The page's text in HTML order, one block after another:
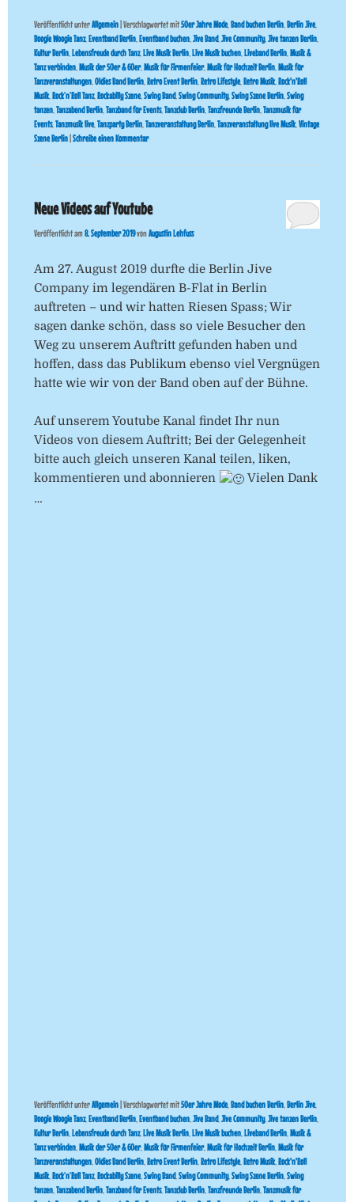
Veröffentlicht unterAllgemein|Verschlagwortet mit50er Jahre Mode, Band buchen Berlin, Berlin Jive,
Boogie Woogie Tanz, Eventband Berlin, Eventband buchen, Jive Band, Jive Community, Jive tanzen Berlin,
Kultur Berlin, Lebensfreude durch Tanz, Live Musik Berlin, Live Musik buchen, Liveband Berlin, Musik &
Tanz verbinden, Musik der 50er & 60er, Musik für Firmenfeier, Musik für Hochzeit Berlin, Musik für
Tanzveranstaltungen, Oldies Band Berlin, Retro Event Berlin, Retro Lifestyle, Retro Musik, Rock'n'Roll
Musik, Rock’n’Roll Tanz, Rockabilly Szene, Swing Band, Swing Community, Swing Szene Berlin, Swing
tanzen, Tanzabend Berlin, Tanzband für Events, Tanzclub Berlin, Tanzfreunde Berlin, Tanzmusik für
Events, Tanzmusik live, Tanzparty Berlin, Tanzveranstaltung Berlin, Tanzveranstaltung live Musik, Vintage
Szene Berlin|Schreibe einen Kommentar
Neue Videos auf Youtube
Veröffentlicht am8. September 2019vonAugustin Lehfuss
Am 27. August 2019 durfte die Berlin Jive
Company im legendären B-Flat in Berlin
auftreten – und wir hatten Riesen Spass; Wir
sagen danke schön, dass so viele Besucher den
Weg zu unserem Auftritt gefunden haben und
hoffen, dass das Publikum ebenso viel Vergnügen
hatte wie wir von der Band oben auf der Bühne.
Auf unserem Youtube Kanal findet Ihr nun
Videos von diesem Auftritt; Bei der Gelegenheit
bitte auch gleich unseren Kanal teilen, liken,
kommentieren und abonnieren
Vielen Dank
…
Veröffentlicht unterAllgemein Verschlagwortet mit50er Jahre Mode,Band buchen Berlin,Berlin Jive,
Boogie Woogie Tanz, Eventband Berlin, Eventband buchen,Jive Band,Jive Community,Jive tanzen Berlin,
Kultur Berlin, Lebensfreude durch Tanz, Live Musik Berlin, Live Musik buchen, Liveband Berlin,Musik &
Tanz verbinden,Musik der 50er & 60er,Musik für Firmenfeier,Musik für Hochzeit Berlin,Musik für
Tanzveranstaltungen,Oldies Band Berlin,Retro Event Berlin,Retro Lifestyle,Retro Musik,Rock'n'Roll
Musik,Rock’n’Roll Tanz,Rockabilly Szene,Swing Band,Swing Community,Swing Szene Berlin,Swing
tanzen,Tanzabend Berlin,Tanzband für Events,Tanzclub Berlin,Tanzfreunde Berlin,Tanzmusik für